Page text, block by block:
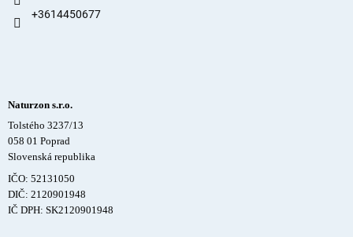
+3614450677
Naturzon s.r.o.
Tolstého 3237/13
058 01 Poprad
Slovenská republika
IČO: 52131050
DIČ: 2120901948
IČ DPH: SK2120901948